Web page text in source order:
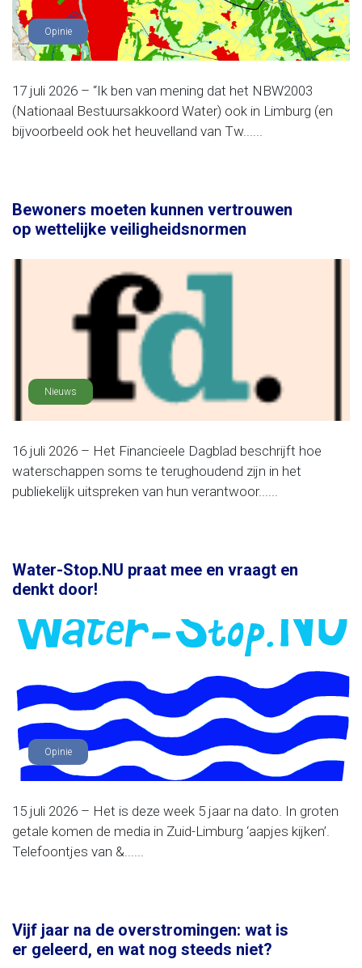
Opinie
17 juli 2026 – “Ik ben van mening dat het NBW2003
(Nationaal Bestuursakkoord Water) ook in Limburg (en
bijvoorbeeld ook het heuvelland van Tw......
Bewoners moeten kunnen vertrouwen
op wettelijke veiligheidsnormen
Nieuws
16 juli 2026 – Het Financieele Dagblad beschrijft hoe
waterschappen soms te terughoudend zijn in het
publiekelijk uitspreken van hun verantwoor......
Water-Stop.NU praat mee en vraagt en
denkt door!
Opinie
15 juli 2026 – Het is deze week 5 jaar na dato. In groten
getale komen de media in Zuid-Limburg ‘aapjes kijken’.
Telefoontjes van &......
Vijf jaar na de overstromingen: wat is
er geleerd, en wat nog steeds niet?